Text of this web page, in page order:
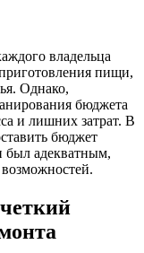
владельца
пищи,
Однако,
бюджета
и лишних затрат. В
бюджет
был адекватным,